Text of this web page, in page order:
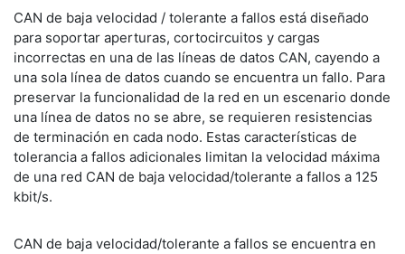
CAN de baja velocidad / tolerante a fallos está diseñado
para soportar aperturas, cortocircuitos y cargas
incorrectas en una de las líneas de datos CAN, cayendo a
una sola línea de datos cuando se encuentra un fallo. Para
preservar la funcionalidad de la red en un escenario donde
una línea de datos no se abre, se requieren resistencias
de terminación en cada nodo. Estas características de
tolerancia a fallos adicionales limitan la velocidad máxima
de una red CAN de baja velocidad/tolerante a fallos a 125
kbit/s.
CAN de baja velocidad/tolerante a fallos se encuentra en